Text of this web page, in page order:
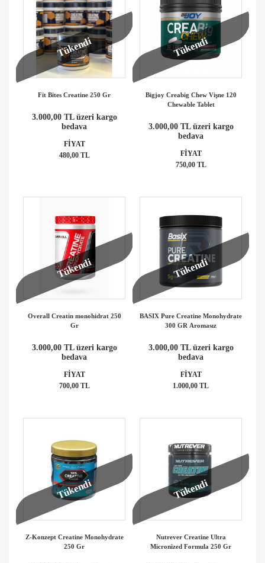
Tükendi
Fit Bites Creatine 250 Gr
3.000,00 TL üzeri kargo
bedava
FİYAT
480,00 TL
Tükendi
Bigjoy Creabig Chew Vişne 120
Chewable Tablet
3.000,00 TL üzeri kargo
bedava
FİYAT
750,00 TL
Tükendi
Overall Creatin monohidrat 250
Gr
3.000,00 TL üzeri kargo
bedava
FİYAT
700,00 TL
Tükendi
BASIX Pure Creatine Monohydrate
300 GR Aromasız
3.000,00 TL üzeri kargo
bedava
FİYAT
1.000,00 TL
Tükendi
Z-Konzept Creatine Monohydrate
250 Gr
Tükendi
Nutrever Creatine Ultra
Micronized Formula 250 Gr